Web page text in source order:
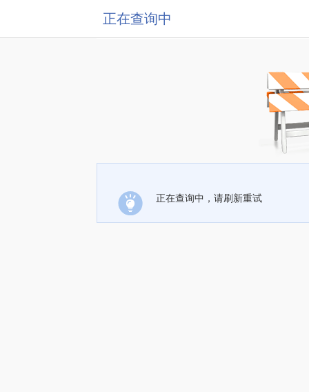
正在查询中
正在查询中，请刷新重试